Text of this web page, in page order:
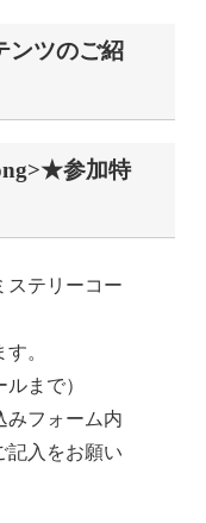
ンツのご紹
参加特
テリーコー
。
まで）
みフォーム内
記入をお願い